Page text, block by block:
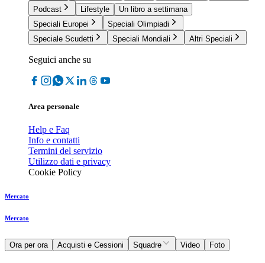
Podcast
Lifestyle
Un libro a settimana
Speciali Europei
Speciali Olimpiadi
Speciale Scudetti
Speciali Mondiali Altri Speciali
Seguici anche su
Area personale
Help e Faq
Info e contatti
Termini del servizio
Utilizzo dati e privacy
Cookie Policy
Mercato
Mercato
Ora per ora Acquisti e Cessioni Squadre Video Foto